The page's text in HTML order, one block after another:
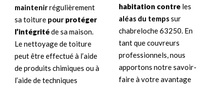
maintenirrégulièrement
sa toiture pour protéger
l’intégritéde sa maison.
Le nettoyage de toiture
peut être effectué à l’aide
de produits chimiques ou à
l’aide de techniques
habitation contre les
aléas du tempssur
chabreloche 63250. En
tant que couvreurs
professionnels, nous
apportons notre savoir-
faire à votre avantage